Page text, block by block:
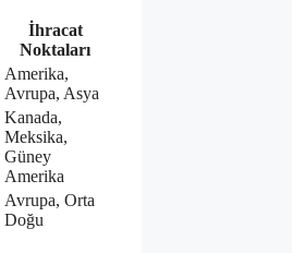
İhracat
Noktaları
Amerika,
Avrupa, Asya
Kanada,
Meksika,
Güney
Amerika
Avrupa, Orta
Doğu